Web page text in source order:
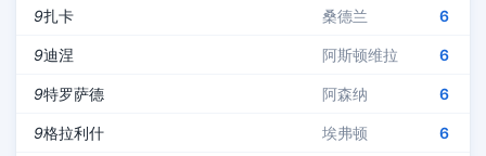
9扎卡 桑德兰 6
9迪涅 阿斯顿维拉 6
9特罗萨德 阿森纳 6
9格拉利什 埃弗顿 6